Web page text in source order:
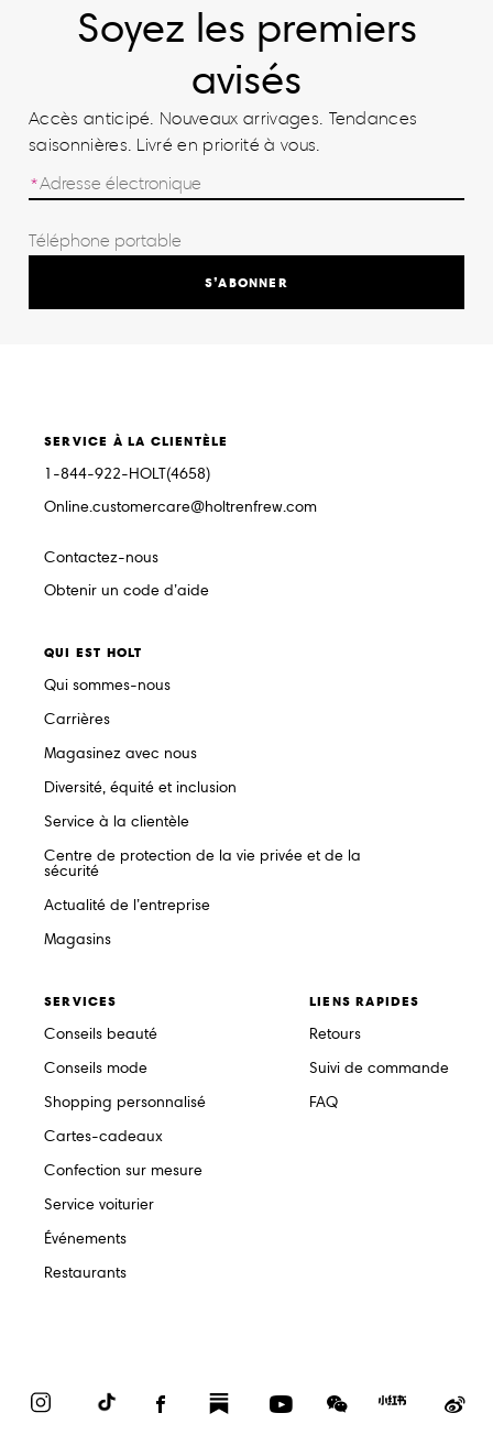
Soyez les premiers
avisés
Accès anticipé. Nouveaux arrivages. Tendances
saisonnières. Livré en priorité à vous.
S’ABONNER
SERVICE À LA CLIENTÈLE
1-844-922-HOLT(4658)
Online.customercare@holtrenfrew.com
Contactez-nous
Obtenir un code d’aide
QUI EST HOLT
Qui sommes-nous
Carrières
Magasinez avec nous
Diversité, équité et inclusion
Service à la clientèle
Centre de protection de la vie privée et de la
sécurité
Actualité de l’entreprise
Magasins
SERVICES
Conseils beauté
Conseils mode
Shopping personnalisé
Cartes-cadeaux
Confection sur mesure
Service voiturier
Événements
Restaurants
LIENS RAPIDES
Retours
Suivi de commande
FAQ
InstagramTikTok FacebookSubstack YouTubeWeChat
Red